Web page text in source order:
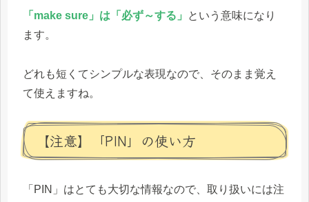
「make sure」は「必ず～する」
という意味になり
ます。
どれも短くてシンプルな表現なので、そのまま覚え
て使えますね。
【注意】「PIN」の使い方
「PIN」はとても大切な情報なので、取り扱いには注